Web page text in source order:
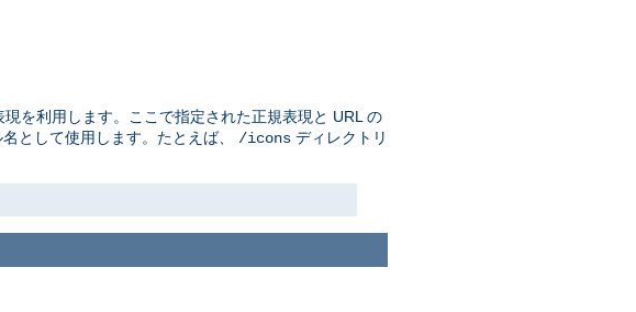
を利用します。ここで指定された正規表現と URL の
として使用します。たとえば、 /icons ディレクトリ